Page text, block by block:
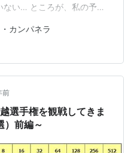
い… ところが、私の予想
さんの「ラ・カンパネラ」
指？）洗い52歳でピアノ
「ラ・カンパネラ」が弾き
を続けてきたそうです。
て亡き父を想い号泣する
の想…
カンパネラ
前
選手権を観戦してきま
前編～